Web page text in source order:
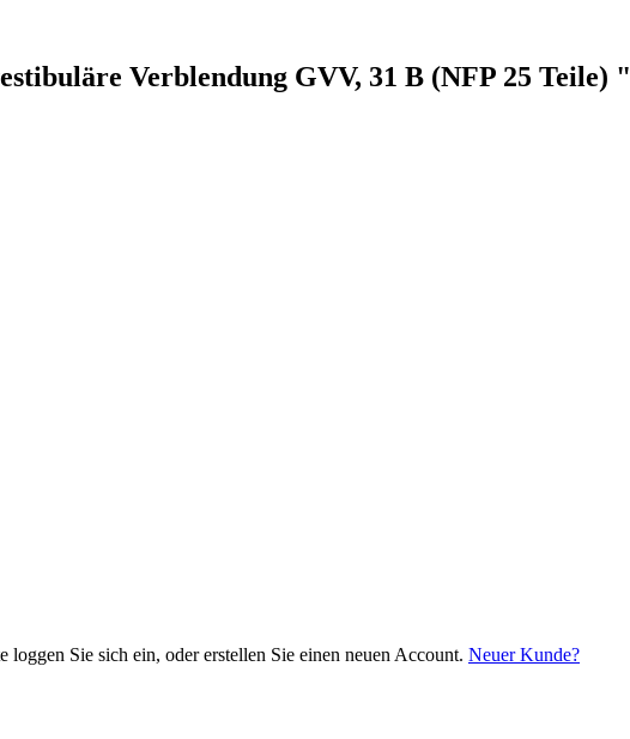
Verblendung GVV, 31 B (NFP 25 Teile) "
Sie sich ein, oder erstellen Sie einen neuen Account. Neuer Kunde?